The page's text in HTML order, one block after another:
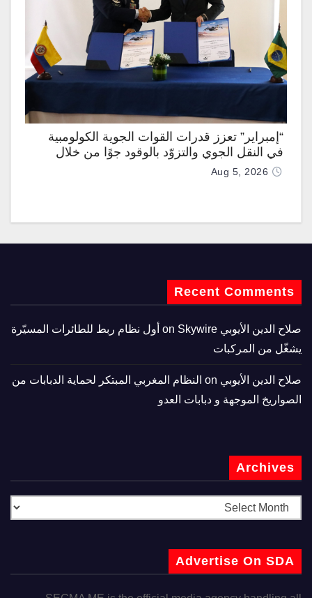
“إمبراير” تعزز قدرات القوات الجوية الكولومبية
في النقل الجوي والتزوّد بالوقود جوًا من خلال
تزويدها بطائرتي “كيه سي-390 ميلينيوم”
Aug 5, 2026
Recent Comments
صلاح الدين الأيوبي
Skywire أول نظام ربط للطائرات المسيّرة
يشغّل من المركبات
صلاح الدين الأيوبي
النظام المغربي المبتكر لحماية الدبابات من
الصواريخ الموجهة و دبابات العدو
Archives
Advertise On SDA